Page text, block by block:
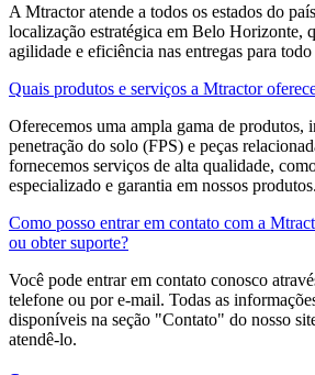
A Mtractor atende a todos os estados do
localização estratégica em Belo Horizonte,
agilidade e eficiência nas entregas para
Quais produtos e serviços a Mtractor
Oferecemos uma ampla gama de produtos,
penetração do solo (FPS) e peças
fornecemos serviços de alta qualidade,
especializado e garantia em nossos produtos.
Como posso entrar em contato com a
ou obter suporte?
Você pode entrar em contato conosco
telefone ou por e-mail. Todas as
disponíveis na seção "Contato" do nosso
atendê-lo.